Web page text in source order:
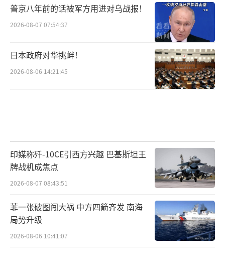
普京八年前的话被军方用进对乌战报！
2026-08-07 07:54:37
日本政府对华挑衅！
2026-08-06 14:21:45
印媒称歼-10CE引西方兴趣 巴基斯坦王
牌战机成焦点
2026-08-07 08:43:51
菲一张破图闯大祸 中方四箭齐发 南海
局势升级
2026-08-06 10:41:07